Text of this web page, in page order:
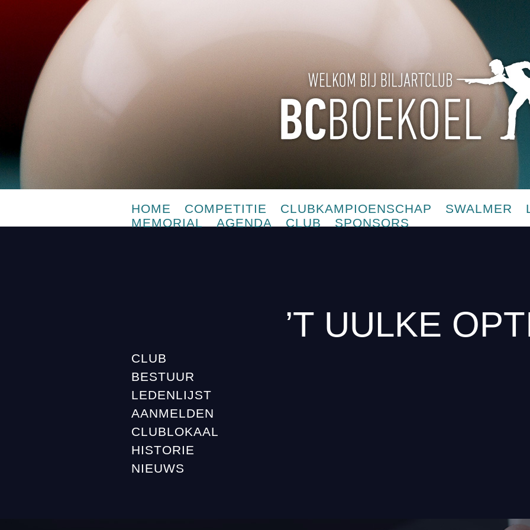
HOME COMPETITIE CLUBKAMPIOENSCHAP SWALMER
MEMORIAL
AGENDA CLUB SPONSORS
CLUB
BESTUUR
LEDENLIJST
AANMELDEN
CLUBLOKAAL
HISTORIE
NIEUWS
’T UULKE